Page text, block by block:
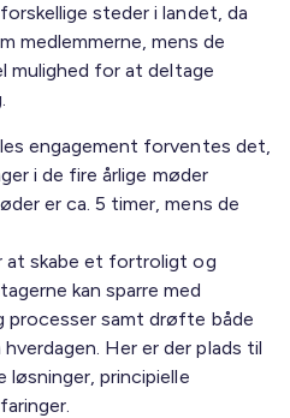
steder i landet, da
medlemmerne, mens de
mulighed for at deltage
engagement forventes det,
i de fire årlige møder
er ca. 5 timer, mens de
at skabe et fortroligt og
kan sparre med
processer samt drøfte både
Her er der plads til
løsninger, principielle